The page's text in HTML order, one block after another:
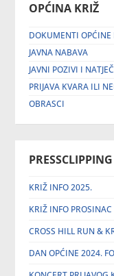
OPĆINA KRIŽ
DOKUMENTI OPĆINE
JAVNA NABAVA
JAVNI POZIVI I
PRIJAVA KVARA ILI
OBRASCI
PRESSCLIPPING
KRIŽ INFO 2025.
KRIŽ INFO
CROSS HILL RUN &
DAN OPĆINE 2024.